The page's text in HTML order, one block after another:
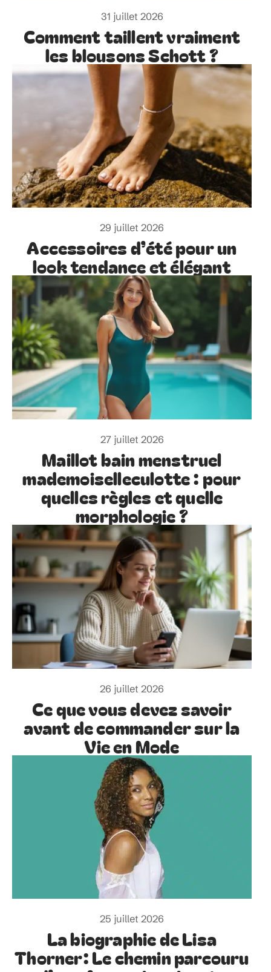
31 juillet 2026
Comment taillent vraiment
les blousons Schott ?
29 juillet 2026
Accessoires d’été pour un
look tendance et élégant
27 juillet 2026
Maillot bain menstruel
mademoiselleculotte : pour
quelles règles et quelle
morphologie ?
26 juillet 2026
Ce que vous devez savoir
avant de commander sur la
Vie en Mode
25 juillet 2026
La biographie de Lisa
Thorner: Le chemin parcouru